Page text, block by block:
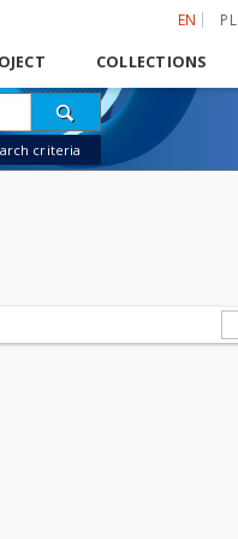
EN PL
COLLECTIONS
criteria